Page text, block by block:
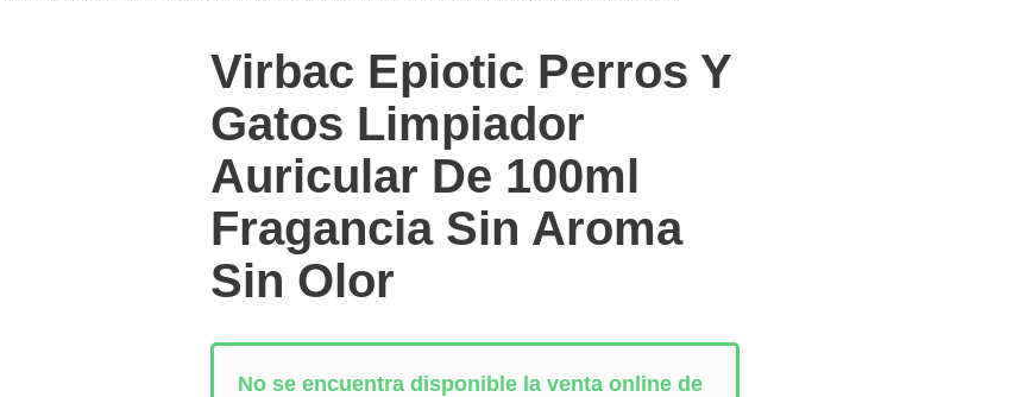
Virbac Epiotic Perros Y
Gatos Limpiador
Auricular De 100ml
Fragancia Sin Aroma
Sin Olor
No se encuentra disponible la venta online de